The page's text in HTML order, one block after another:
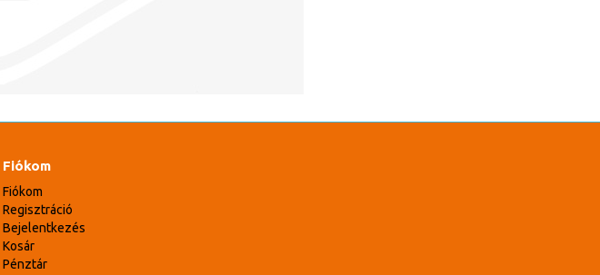
Fiókom
Fiókom
Regisztráció
Bejelentkezés
Kosár
Pénztár